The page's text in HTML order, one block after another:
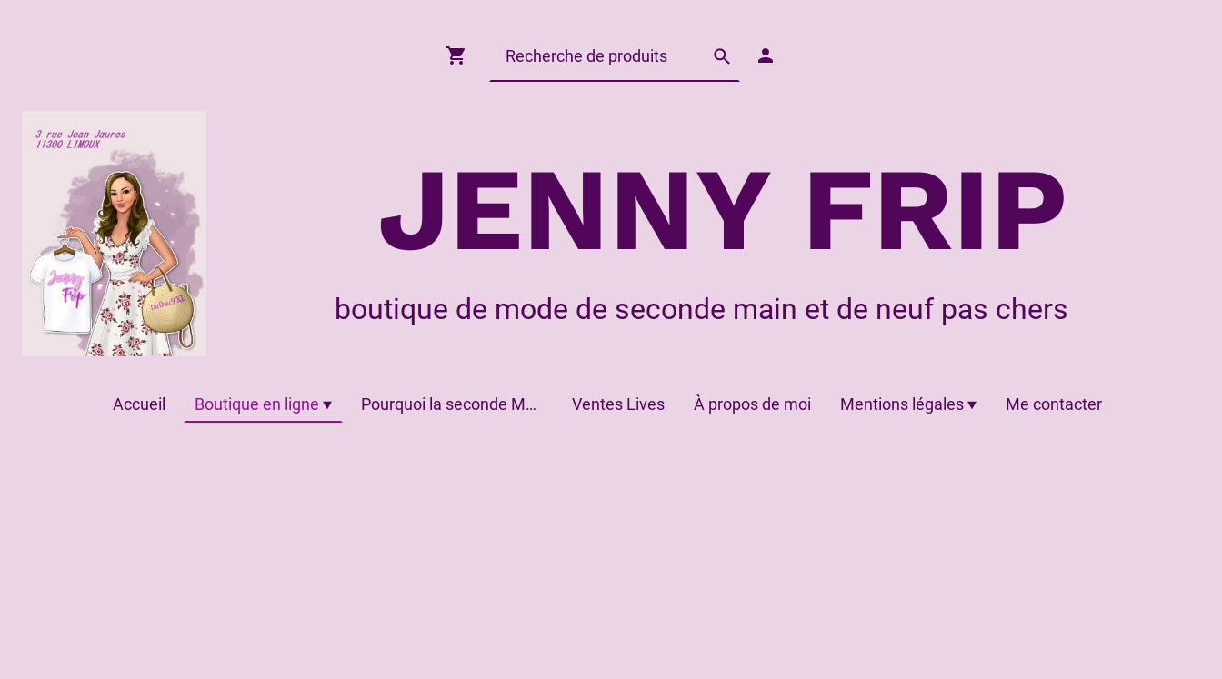
JENNY FRIP
boutique de mode de seconde main et de neuf pas chers
Accueil Boutique en ligne Pourquoi la seconde Main? Ventes Lives À propos de moi Mentions légales Me contacter